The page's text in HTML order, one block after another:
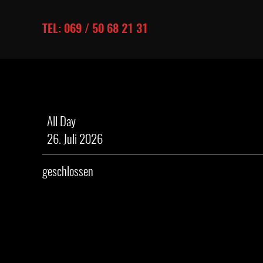
TEL: 069 / 50 68 21 31
geschlossen
All Day
26. Juli 2026
geschlossen